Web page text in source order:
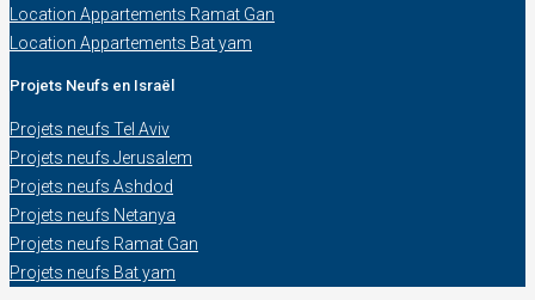
Location Appartements Ramat Gan
Location Appartements Bat yam
Projets Neufs en Israël
Projets neufs Tel Aviv
Projets neufs Jerusalem
Projets neufs Ashdod
Projets neufs Netanya
Projets neufs Ramat Gan
Projets neufs Bat yam